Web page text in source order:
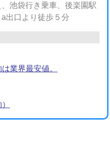
池袋行き乗車、後楽園駅
出口より徒歩５分
業界最安値。